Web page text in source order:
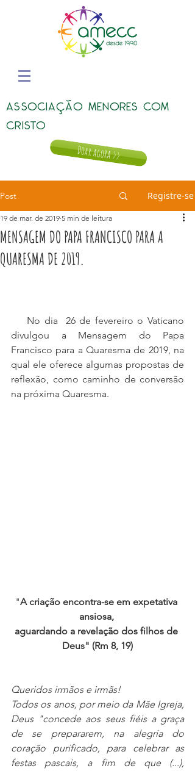
ASSOCIAÇÃO MENORES COM
CRISTO
Doar agora >>
Post Registre-se
MENSAGEM DO PAPA FRANCISCO PARA A
QUARESMA DE 2019.
19 de mar. de 2019 5 min de leitura
divulgou a Mensagem do Papa
Francisco para a Quaresma de 2019, na
qual ele oferece algumas propostas de
reflexão, como caminho de conversão
na próxima Quaresma.
"A criação encontra-se em expetativa
ansiosa,
aguardando a revelação dos filhos de
Deus" (Rm 8, 19)
Queridos irmãos e irmãs!
Todos os anos, por meio da Mãe Igreja,
Deus "concede aos seus fiéis a graça
de se prepararem, na alegria do
coração purificado, para celebrar as
festas pascais, a fim de que (...),